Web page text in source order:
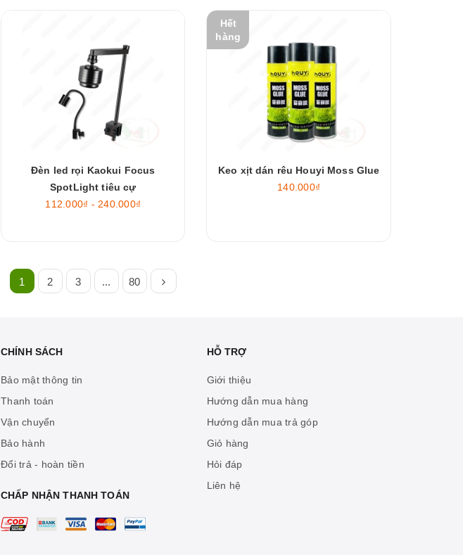
Đèn led rọi Kaokui Focus
SpotLight tiêu cự
112.000₫ - 240.000₫
Hết
hàng
Keo xịt dán rêu Houyi Moss Glue
140.000₫
1 2 3 ... 80
CHÍNH SÁCH
Bảo mật thông tin
Thanh toán
Vận chuyển
Bảo hành
Đổi trả - hoàn tiền
CHẤP NHẬN THANH TOÁN
HỖ TRỢ
Giới thiệu
Hướng dẫn mua hàng
Hướng dẫn mua trả góp
Giỏ hàng
Hỏi đáp
Liên hệ